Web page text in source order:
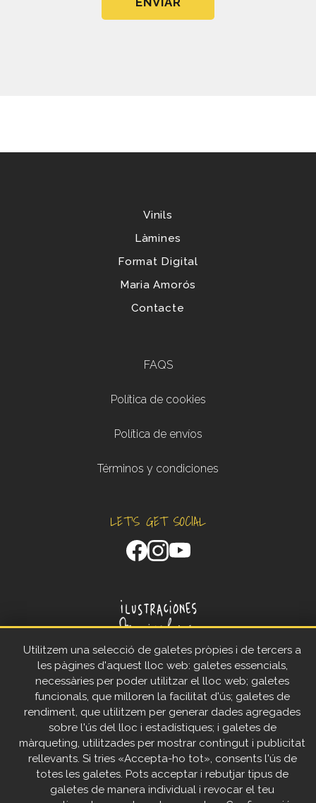
Vinils
Làmines
Format Digital
Maria Amorós
Contacte
FAQS
Política de cookies
Política de envíos
Términos y condiciones
LET'S GET SOCIAL
Facebook
Instagram
YouTube
info@ilustracionesmusicales.es
Escríbenos al +34 659 34 43 68
Sabadell (Barcelona)
Utilitzem una selecció de galetes pròpies i de tercers a
les pàgines d'aquest lloc web: galetes essencials,
necessàries per poder utilitzar el lloc web; galetes
funcionals, que milloren la facilitat d'ús; galetes de
rendiment, que utilitzem per generar dades agregades
sobre l'ús del lloc i estadístiques; i galetes de
màrqueting, utilitzades per mostrar contingut i publicitat
rellevants. Si tries «Accepta-ho tot», consents l'ús de
totes les galetes. Pots acceptar i rebutjar tipus de
galetes de manera individual i revocar el teu